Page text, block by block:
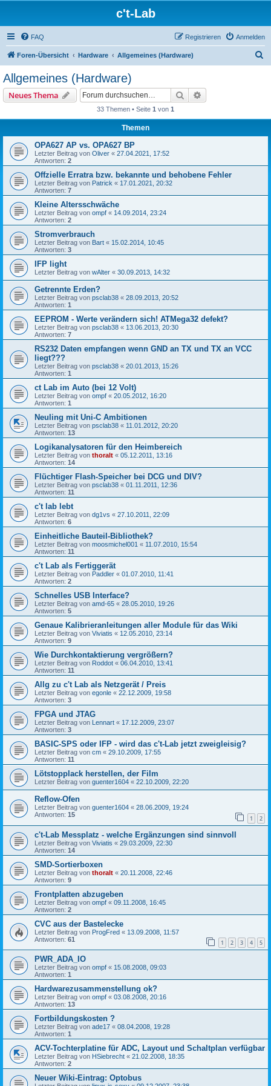
c't-Lab
FAQ Anmelden
Registrieren
Foren-Übersicht Hardware Allgemeines (Hardware)
Allgemeines (Hardware)
Neues Thema Suche
33 Themen • Seite 1 von 1
Themen
OPA627 AP vs. OPA627 BP
Letzter Beitrag von Oliver « 27.04.2021, 17:52
Antworten: 2
Offzielle Erratra bzw. bekannte und behobene Fehler
Letzter Beitrag von Patrick « 17.01.2021, 20:32
Antworten: 7
Kleine Altersschwäche
Letzter Beitrag von ompf « 14.09.2014, 23:24
Antworten: 2
Stromverbrauch
Letzter Beitrag von Bart « 15.02.2014, 10:45
Antworten: 3
IFP light
Letzter Beitrag von wAlter « 30.09.2013, 14:32
Getrennte Erden?
Letzter Beitrag von psclab38 « 28.09.2013, 20:52
Antworten: 1
EEPROM - Werte verändern sich! ATMega32 defekt?
Letzter Beitrag von psclab38 « 13.06.2013, 20:30
Antworten: 7
RS232 Daten empfangen wenn GND an TX und TX an VCC
liegt???
Letzter Beitrag von psclab38 « 20.01.2013, 15:26
Antworten: 1
ct Lab im Auto (bei 12 Volt)
Letzter Beitrag von ompf « 20.05.2012, 16:20
Antworten: 1
Neuling mit Uni-C Ambitionen
Letzter Beitrag von psclab38 « 11.01.2012, 20:20
Antworten: 13
Logikanalysatoren für den Heimbereich
Letzter Beitrag von thoralt « 05.12.2011, 13:16
Antworten: 14
Flüchtiger Flash-Speicher bei DCG und DIV?
Letzter Beitrag von psclab38 « 01.11.2011, 12:36
Antworten: 11
c't lab lebt
Letzter Beitrag von dg1vs « 27.10.2011, 22:09
Antworten: 6
Einheitliche Bauteil-Bibliothek?
Letzter Beitrag von moosmichel001 « 11.07.2010, 15:54
Antworten: 11
c't Lab als Fertiggerät
Letzter Beitrag von Paddler « 01.07.2010, 11:41
Antworten: 2
Schnelles USB Interface?
Letzter Beitrag von amd-65 « 28.05.2010, 19:26
Antworten: 5
Genaue Kalibrieranleitungen aller Module für das Wiki
Letzter Beitrag von Viviatis « 12.05.2010, 23:14
Antworten: 9
Wie Durchkontaktierung vergrößern?
Letzter Beitrag von Roddot « 06.04.2010, 13:41
Antworten: 11
Allg zu c't Lab als Netzgerät / Preis
Letzter Beitrag von egonle « 22.12.2009, 19:58
Antworten: 3
FPGA und JTAG
Letzter Beitrag von Lennart « 17.12.2009, 23:07
Antworten: 3
BASIC-SPS oder IFP - wird das c't-Lab jetzt zweigleisig?
Letzter Beitrag von cm « 29.10.2009, 17:55
Antworten: 11
Lötstopplack herstellen, der Film
Letzter Beitrag von guenter1604 « 22.10.2009, 22:20
Reflow-Ofen
Letzter Beitrag von guenter1604 « 28.06.2009, 19:24
Antworten: 15 1 2
c't-Lab Messplatz - welche Ergänzungen sind sinnvoll
Letzter Beitrag von Viviatis « 29.03.2009, 22:30
Antworten: 14
SMD-Sortierboxen
Letzter Beitrag von thoralt « 20.11.2008, 22:46
Antworten: 9
Frontplatten abzugeben
Letzter Beitrag von ompf « 09.11.2008, 16:45
Antworten: 2
CVC aus der Bastelecke
Letzter Beitrag von ProgFred « 13.09.2008, 11:57
Antworten: 61 1 2 3 4 5
PWR_ADA_IO
Letzter Beitrag von ompf « 15.08.2008, 09:03
Antworten: 1
Hardwarezusammenstellung ok?
Letzter Beitrag von ompf « 03.08.2008, 20:16
Antworten: 13
Fortbildungskosten ?
Letzter Beitrag von ade17 « 08.04.2008, 19:28
Antworten: 1
ACV-Tochterplatine für ADC, Layout und Schaltplan verfügbar
Letzter Beitrag von HSiebrecht « 21.02.2008, 18:35
Antworten: 2
Neuer Wiki-Eintrag: Optobus